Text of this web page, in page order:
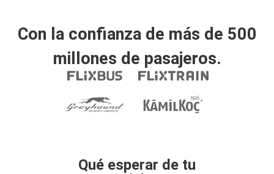
Con la confianza de más de 500
millones de pasajeros.
Qué esperar de tu